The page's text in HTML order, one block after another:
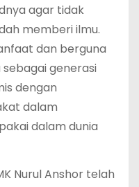
agar tidak
memberi ilmu.
dan berguna
sebagai generasi
dengan
dalam
dalam dunia
Nurul Anshor telah